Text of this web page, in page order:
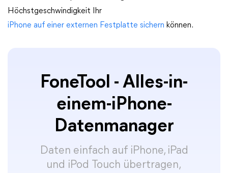
Höchstgeschwindigkeit Ihr
iPhone auf einer externen Festplatte sichern können.
FoneTool - Alles-in-
einem-iPhone-
Datenmanager
Daten einfach auf iPhone, iPad
und iPod Touch übertragen,